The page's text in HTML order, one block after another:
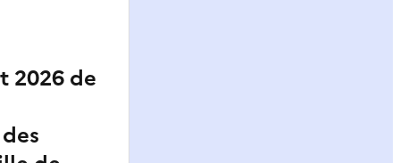
2026 de